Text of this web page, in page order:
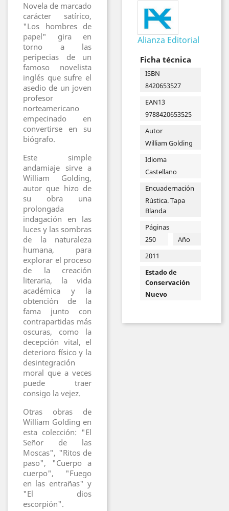
Novela de marcado
carácter satírico,
"Los hombres de
papel" gira en
torno a las
peripecias de un
famoso novelista
inglés que sufre el
asedio de un joven
profesor
norteamericano
empecinado en
convertirse en su
biógrafo.
Este simple
andamiaje sirve a
William Golding,
autor que hizo de
su obra una
prolongada
indagación en las
luces y las sombras
de la naturaleza
humana, para
explorar el proceso
de la creación
literaria, la vida
académica y la
obtención de la
fama junto con
contrapartidas más
oscuras, como la
decepción vital, el
deterioro físico y la
desintegración
moral que a veces
puede traer
consigo la vejez.
Otras obras de
William Golding en
esta colección: "El
Señor de las
Moscas", "Ritos de
paso", "Cuerpo a
cuerpo", "Fuego
en las entrañas" y
"El dios
escorpión".
Alianza Editorial
Ficha técnica
ISBN
8420653527
EAN13
9788420653525
Autor
William Golding
Idioma
Castellano
Encuadernación
Rústica. Tapa
Blanda
Páginas
250
Año
2011
Estado de
Conservación
Nuevo